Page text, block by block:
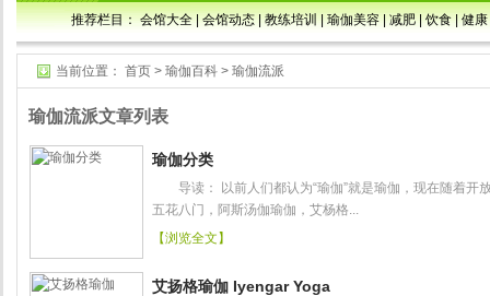
推荐栏目：会馆大全|会馆动态|教练培训|瑜伽美容|减肥|饮食|健康
当前位置： 首页 > 瑜伽百科 > 瑜伽流派
瑜伽流派文章列表
瑜伽分类
导读： 以前人们都认为“瑜伽”就是瑜伽，现在随着开
五花八门，阿斯汤伽瑜伽，艾杨格...
【浏览全文】
艾扬格瑜伽 Iyengar Yoga